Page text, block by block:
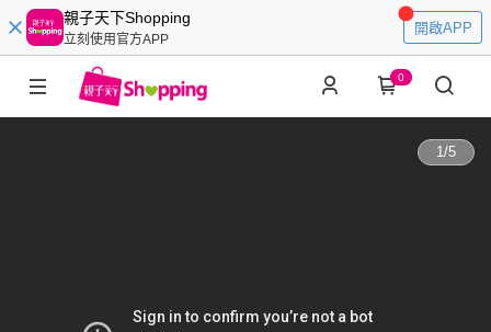
親子天下Shopping
立刻使用官方APP
開啟APP
0
1/5